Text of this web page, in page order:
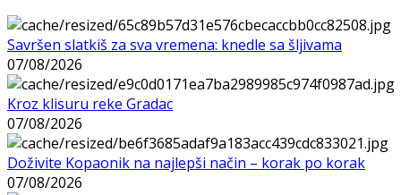
Savršen slatkiš za sva vremena: knedle sa šljivama
07/08/2026
Kroz klisuru reke Gradac
07/08/2026
Doživite Kopaonik na najlepši način – korak po korak
07/08/2026